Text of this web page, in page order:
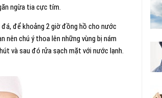
ngừa tia cực tím.
để khoảng 2 giờ đồng hồ cho nước
nên chú ý thoa lên những vùng bị nám
và sau đó rửa sạch mặt với nước lạnh.